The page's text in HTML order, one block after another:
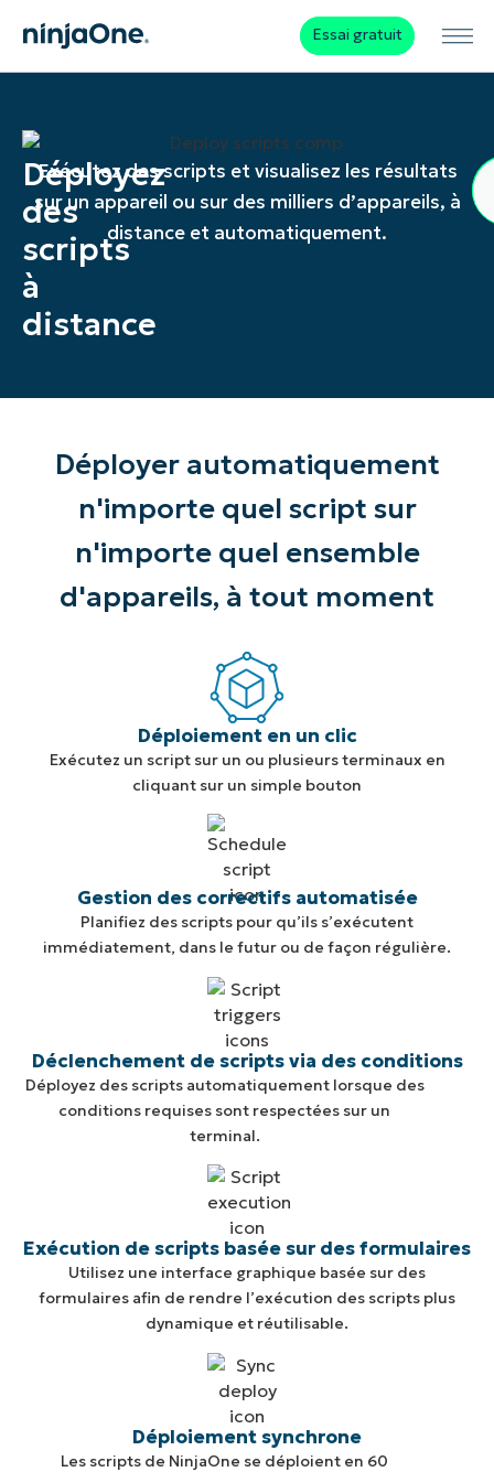
Essai gratuit
Déployez
des
scripts
à
distance
Exécutez des scripts et visualisez les résultats
sur un appareil ou sur des milliers d’appareils, à
distance et automatiquement.
Déployer automatiquement
n'importe quel script sur
n'importe quel ensemble
d'appareils, à tout moment
Déploiement en un clic
Exécutez un script sur un ou plusieurs terminaux en
cliquant sur un simple bouton
Gestion des correctifs automatisée
Planifiez des scripts pour qu’ils s’exécutent
immédiatement, dans le futur ou de façon régulière.
Déclenchement de scripts via des conditions
Déployez des scripts automatiquement lorsque des
conditions requises sont respectées sur un
terminal.
Exécution de scripts basée sur des formulaires
Utilisez une interface graphique basée sur des
formulaires afin de rendre l’exécution des scripts plus
dynamique et réutilisable.
Déploiement synchrone
Les scripts de NinjaOne se déploient en 60